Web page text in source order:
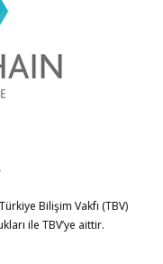
Türkiye Bilişim Vakfı (TBV)
ile TBV’ye aittir.